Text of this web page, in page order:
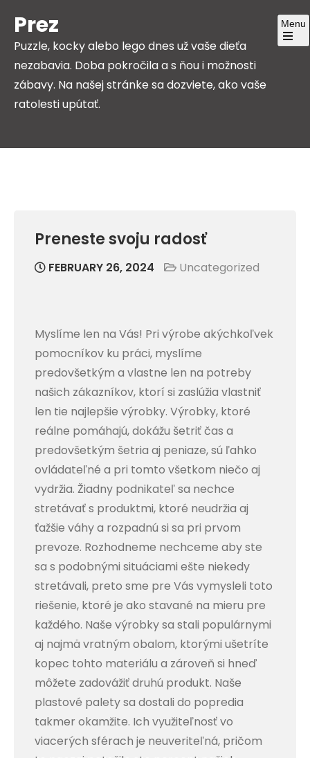
content
Prez
Puzzle, kocky alebo lego dnes už vaše dieťa
nezabavia. Doba pokročila a s ňou i možnosti
zábavy. Na našej stránke sa dozviete, ako vaše
ratolesti upútať.
Menu
Open
Preneste svoju radosť
FEBRUARY 26, 2024 Uncategorized
Myslíme len na Vás! Pri výrobe akýchkoľvek
pomocníkov ku práci, myslíme
predovšetkým a vlastne len na potreby
našich zákazníkov, ktorí si zaslúžia vlastniť
len tie najlepšie výrobky. Výrobky, ktoré
reálne pomáhajú, dokážu šetriť čas a
predovšetkým šetria aj peniaze, sú ľahko
ovládateľné a pri tomto všetkom niečo aj
vydržia. Žiadny podnikateľ sa nechce
stretávať s produktmi, ktoré neudržia aj
ťažšie váhy a rozpadnú si sa pri prvom
prevoze. Rozhodneme nechceme aby ste
sa s podobnými situáciami ešte niekedy
stretávali, preto sme pre Vás vymysleli toto
riešenie, ktoré je ako stavané na mieru pre
každého. Naše výrobky sa stali populárnymi
aj najmä vratným obalom, ktorými ušetríte
kopec tohto materiálu a zároveň si hneď
môžete zadovážiť druhú produkt. Naše
plastové palety sa dostali do popredia
takmer okamžite. Ich využiteľnosť vo
viacerých sférach je neuveriteľná, pričom